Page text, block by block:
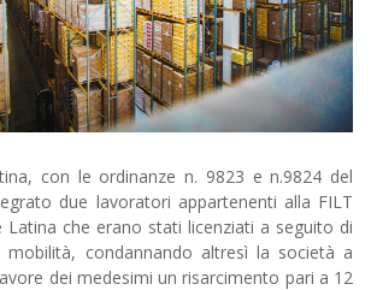
con le ordinanze n. 9823 e n.9824 del
due lavoratori appartenenti alla FILT
Latina che erano stati licenziati a seguito di
mobilità, condannando altresì la società a
dei medesimi un risarcimento pari a 12